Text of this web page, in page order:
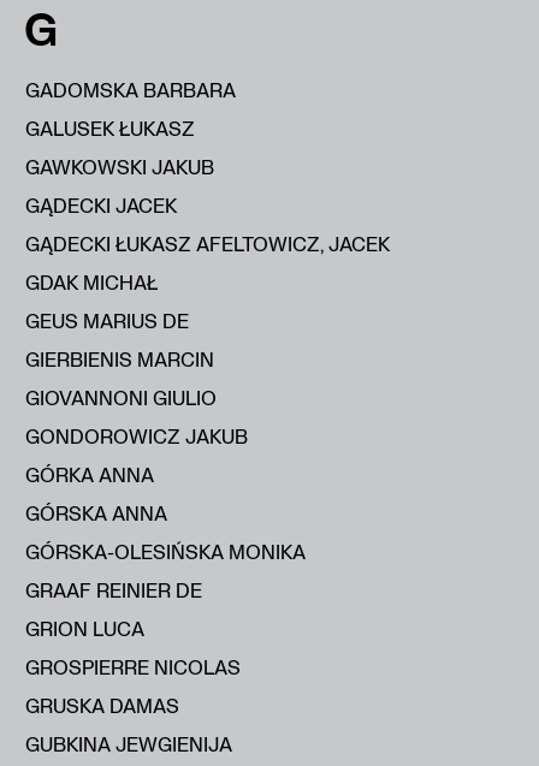
G
GADOMSKA BARBARA
GALUSEK ŁUKASZ
GAWKOWSKI JAKUB
GĄDECKI JACEK
GĄDECKI ŁUKASZ AFELTOWICZ, JACEK
GDAK MICHAŁ
GEUS MARIUS DE
GIERBIENIS MARCIN
GIOVANNONI GIULIO
GONDOROWICZ JAKUB
GÓRKA ANNA
GÓRSKA ANNA
GÓRSKA-OLESIŃSKA MONIKA
GRAAF REINIER DE
GRION LUCA
GROSPIERRE NICOLAS
GRUSKA DAMAS
GUBKINA JEWGIENIJA